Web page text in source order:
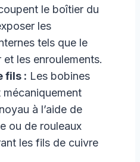
le boîtier du
les
tels que le
les enroulements.
fils : Les bobines
à l’aide de
ou de rouleaux
les fils de cuivre